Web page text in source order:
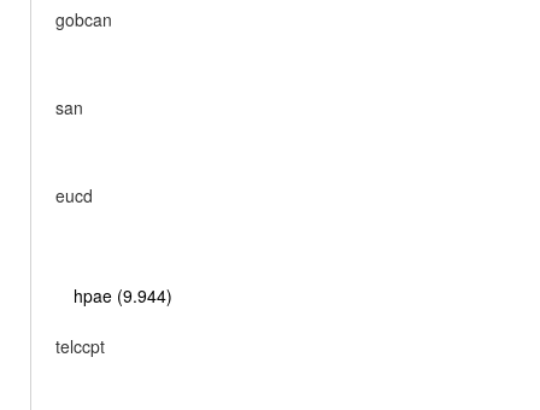
gobcan
san
eucd
hpae (9.944)
telccpt